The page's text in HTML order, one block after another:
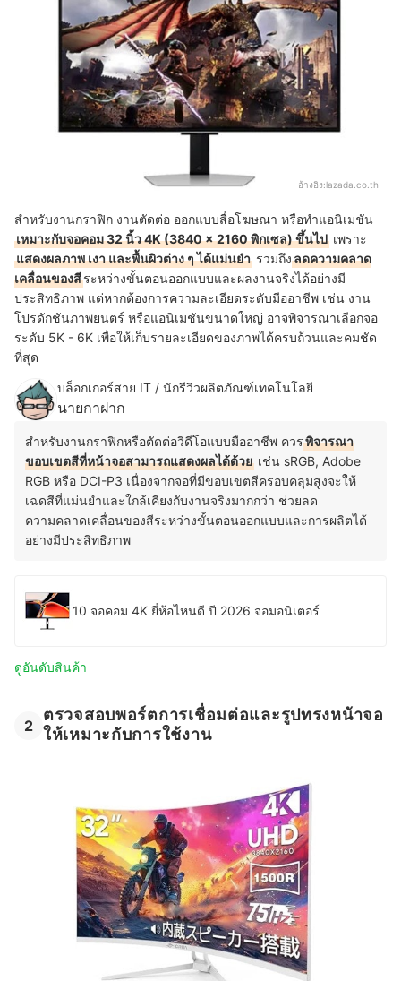
อ้างอิง:lazada.co.th
สำหรับงานกราฟิก งานตัดต่อ ออกแบบสื่อโฆษณา หรือทำแอนิเมชัน
เหมาะกับจอคอม 32 นิ้ว 4K (3840 × 2160 พิกเซล) ขึ้นไป เพราะ
แสดงผลภาพ เงา และพื้นผิวต่าง ๆ ได้แม่นยำ รวมถึงลดความคลาด
เคลื่อนของสีระหว่างขั้นตอนออกแบบและผลงานจริงได้อย่างมี
ประสิทธิภาพ แต่หากต้องการความละเอียดระดับมืออาชีพ เช่น งาน
โปรดักชันภาพยนตร์ หรือแอนิเมชันขนาดใหญ่ อาจพิจารณาเลือกจอ
ระดับ 5K - 6K เพื่อให้เก็บรายละเอียดของภาพได้ครบถ้วนและคมชัด
ที่สุด
บล็อกเกอร์สาย IT / นักรีวิวผลิตภัณฑ์เทคโนโลยี
นายกาฝาก
สำหรับงานกราฟิกหรือตัดต่อวิดีโอแบบมืออาชีพ ควรพิจารณา
ขอบเขตสีที่หน้าจอสามารถแสดงผลได้ด้วย เช่น sRGB, Adobe
RGB หรือ DCI-P3 เนื่องจากจอที่มีขอบเขตสีครอบคลุมสูงจะให้
เฉดสีที่แม่นยำและใกล้เคียงกับงานจริงมากกว่า ช่วยลด
ความคลาดเคลื่อนของสีระหว่างขั้นตอนออกแบบและการผลิตได้
อย่างมีประสิทธิภาพ
10 จอคอม 4K ยี่ห้อไหนดี ปี 2026 จอมอนิเตอร์
ดูอันดับสินค้า
2
ตรวจสอบพอร์ตการเชื่อมต่อและรูปทรงหน้าจอ
ให้เหมาะกับการใช้งาน